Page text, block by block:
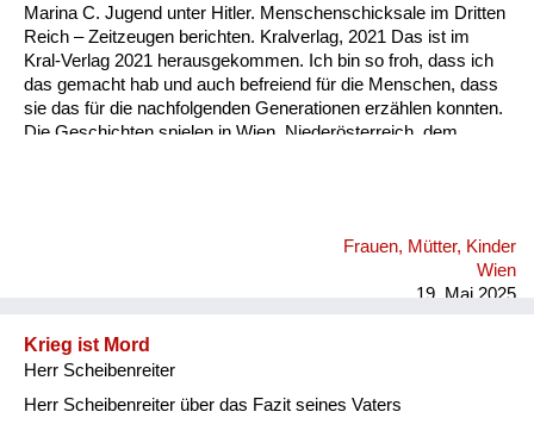
Marina C. Jugend unter Hitler. Menschenschicksale im Dritten
Reich – Zeitzeugen berichten. Kralverlag, 2021 Das ist im
Kral-Verlag 2021 herausgekommen. Ich bin so froh, dass ich
das gemacht hab und auch befreiend für die Menschen, dass
sie das für die nachfolgenden Generationen erzählen konnten.
Die Geschichten spielen in Wien, Niederösterreich, dem
Frauen, Mütter, Kinder
Wien
19. Mai 2025
Krieg ist Mord
Herr Scheibenreiter
Herr Scheibenreiter über das Fazit seines Vaters